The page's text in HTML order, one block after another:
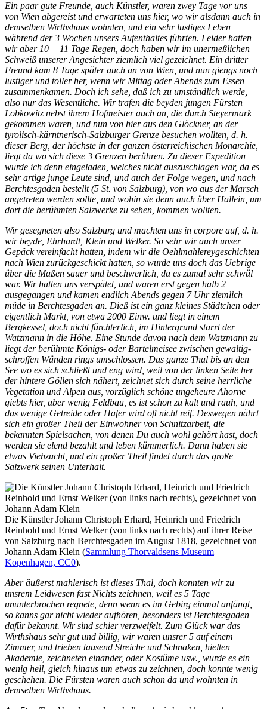
Ein paar gute Freunde, auch Künstler, waren zwey Tage vor uns
von Wien abgereist und erwarteten uns hier, wo wir alsdann auch in
demselben Wirthshaus wohnten, und ein sehr lustiges Leben
während der 3 Wochen unsers Aufenthaltes führten. Leider hatten
wir aber 10— 11 Tage Regen, doch haben wir im unermeßlichen
Schweiß unserer Angesichter ziemlich viel gezeichnet. Ein dritter
Freund kam 8 Tage später auch an von Wien, und nun giengs noch
lustiger und toller her, wenn wir Mittag oder Abends zum Essen
zusammenkamen. Doch ich sehe, daß ich zu umständlich werde,
also nur das Wesentliche. Wir trafen die beyden jungen Fürsten
Lobkowitz nebst ihrem Hofmeister auch an, die durch Steyermark
gekommen waren, und nun von hier aus den Glöckner, an der
tyrolisch-kärntnerisch-Salzburger Grenze besuchen wollten, d. h.
dieser Berg, der höchste in der ganzen österreichischen Monarchie,
liegt da wo sich diese 3 Grenzen berühren. Zu dieser Expedition
wurde ich denn eingeladen, welches nicht auszuschlagen war, da es
sehr artige junge Leute sind, und auch der Folge wegen, und nach
Berchtesgaden bestellt (5 St. von Salzburg), von wo aus der Marsch
angetreten werden sollte, und wohin sie denn auch über Hallein, um
dort die berühmten Salzwerke zu sehen, kommen wollten.
Wir gesegneten also Salzburg und machten uns in corpore auf, d. h.
wir beyde, Ehrhardt, Klein und Welker. So sehr wir auch unser
Gepäck vereinfacht hatten, indem wir die Oehlmahlereygeschichten
nach Wien zurückgeschickt hatten, so wurde uns doch das Uebrige
über die Maßen sauer und beschwerlich, da es zumal sehr schwül
war. Wir hatten uns verspätet, und waren erst gegen halb 2
ausgegangen und kamen endlich Abends gegen 7 Uhr ziemlich
müde in Berchtesgaden an. Dieß ist ein ganz kleines Städtchen oder
eigentlich Markt, von etwa 2000 Einw. und liegt in einem
Bergkessel, doch nicht fürchterlich, im Hintergrund starrt der
Watzmann in die Höhe. Eine Stunde davon nach dem Watzmann zu
liegt der berühmte Königs- oder Bartelmeisee zwischen gewaltig-
schroffen Wänden rings umschlossen. Das ganze Thal bis an den
See wo es sich schließt und eng wird, weil von der linken Seite her
der hintere Göllen sich nähert, zeichnet sich durch seine herrliche
Vegetation und Alpen aus, vorzüglich schöne ungeheure Ahorne
giebts hier, aber wenig Feldbau, es ist schon zu kalt und rauh, und
das wenige Getreide oder Hafer wird oft nicht reif. Deswegen nährt
sich ein großer Theil der Einwohner von Schnitzarbeit, die
bekannten Spielsachen, von denen Du auch wohl gehört hast, doch
werden sie elend bezahlt und leben kümmerlich. Dann haben sie
etwas Viehzucht, und ein großer Theil findet durch das große
Salzwerk seinen Unterhalt.
Die Künstler Johann Christoph Erhard, Heinrich und Friedrich
Reinhold und Ernst Welker (von links nach rechts) auf ihrer Reise
von Salzburg nach Berchtesgaden im August 1818, gezeichnet von
Johann Adam Klein (Sammlung Thorvaldsens Museum
Kopenhagen, CC0).
Aber äußerst mahlerisch ist dieses Thal, doch konnten wir zu
unsrem Leidwesen fast Nichts zeichnen, weil es 5 Tage
ununterbrochen regnete, denn wenn es im Gebirg einmal anfängt,
so kanns gar nicht wieder aufhören, beson­ders ist Berchtesgaden
dafür bekannt. Wir sind schier verzweifelt. Zum Glück war das
Wirthshaus sehr gut und billig, wir waren unsrer 5 auf einem
Zimmer, und trieben tausend Streiche und Schnaken, hielten
Akademie, zeichneten einander, oder Kostüme usw., wurde es ein
wenig hell, gleich hinaus um etwas zu zeichnen, doch konnte wenig
geschehen. Die Fürsten waren auch schon da und wohnten in
demselben Wirthshaus.